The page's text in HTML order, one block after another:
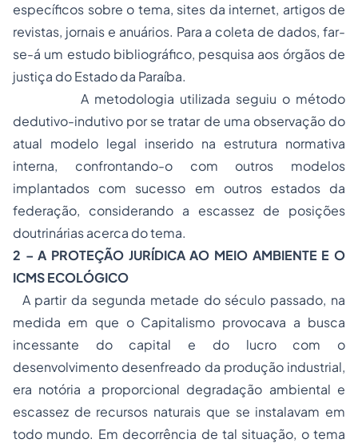
específicos sobre o tema, sites da internet, artigos de
revistas, jornais e anuários. Para a coleta de dados, far-
se-á um estudo bibliográfico, pesquisa aos órgãos de
justiça do Estado da Paraíba.
A metodologia utilizada seguiu o método
dedutivo-indutivo por se tratar de uma observação do
atual modelo legal inserido na estrutura normativa
interna, confrontando-o com outros modelos
implantados com sucesso em outros estados da
federação, considerando a escassez de posições
doutrinárias acerca do tema.
2 – A PROTEÇÃO JURÍDICA AO MEIO AMBIENTE E O
ICMS ECOLÓGICO
A partir da segunda metade do século passado, na
medida em que o Capitalismo provocava a busca
incessante do capital e do lucro com o
desenvolvimento desenfreado da produção industrial,
era notória a proporcional degradação ambiental e
escassez de recursos naturais que se instalavam em
todo mundo. Em decorrência de tal situação, o tema